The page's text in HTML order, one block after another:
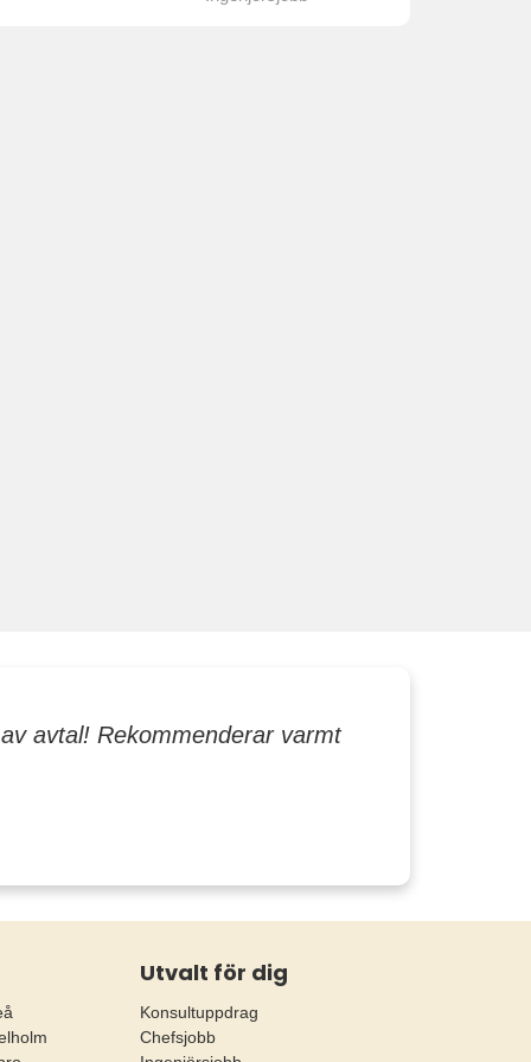
avtal! Rekommenderar varmt
Utvalt för dig
Konsultuppdrag
Chefsjobb